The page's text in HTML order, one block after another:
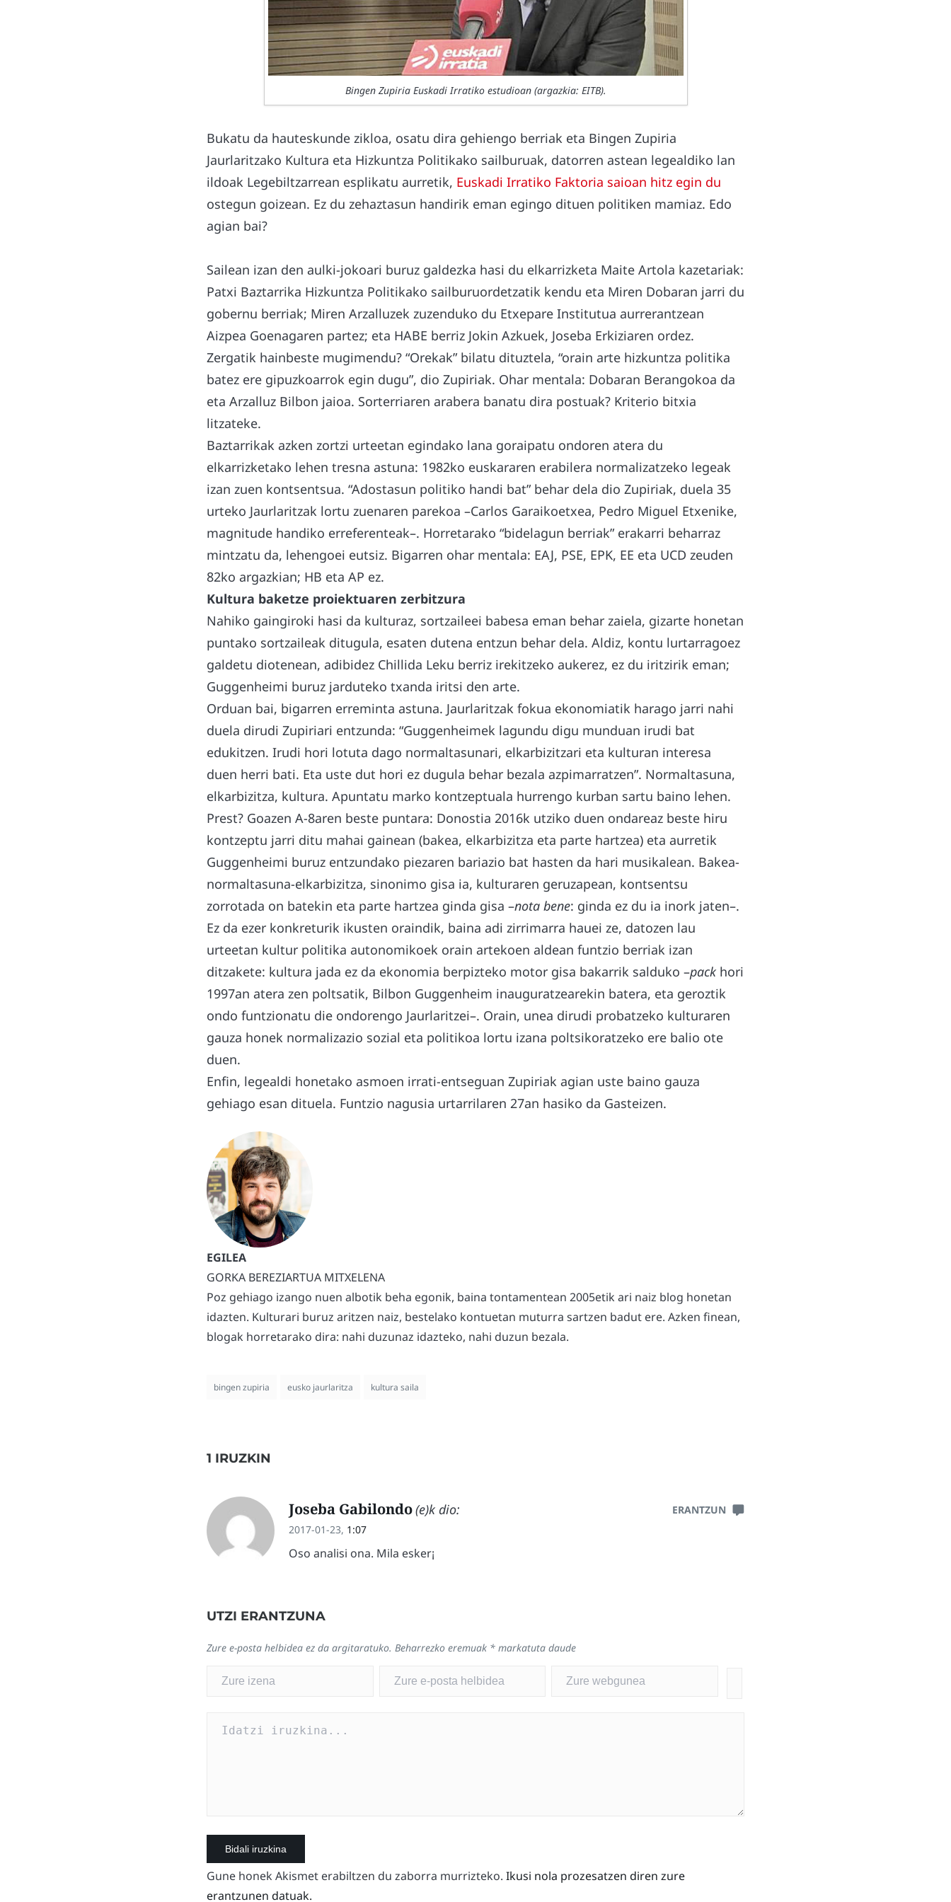
Bingen Zupiria Euskadi Irratiko estudioan (argazkia: EITB).
Bukatu da hauteskunde zikloa, osatu dira gehiengo berriak eta Bingen Zupiria
Jaurlaritzako Kultura eta Hizkuntza Politikako sailburuak, datorren astean legealdiko lan
ildoak Legebiltzarrean esplikatu aurretik, Euskadi Irratiko Faktoria saioan hitz egin du
ostegun goizean. Ez du zehaztasun handirik eman egingo dituen politiken mamiaz. Edo
agian bai?
Sailean izan den aulki-jokoari buruz galdezka hasi du elkarrizketa Maite Artola kazetariak:
Patxi Baztarrika Hizkuntza Politikako sailburuordetzatik kendu eta Miren Dobaran jarri du
gobernu berriak; Miren Arzalluzek zuzenduko du Etxepare Institutua aurrerantzean
Aizpea Goenagaren partez; eta HABE berriz Jokin Azkuek, Joseba Erkiziaren ordez.
Zergatik hainbeste mugimendu? “Orekak” bilatu dituztela, “orain arte hizkuntza politika
batez ere gipuzkoarrok egin dugu”, dio Zupiriak. Ohar mentala: Dobaran Berangokoa da
eta Arzalluz Bilbon jaioa. Sorterriaren arabera banatu dira postuak? Kriterio bitxia
litzateke.
Baztarrikak azken zortzi urteetan egindako lana goraipatu ondoren atera du
elkarrizketako lehen tresna astuna: 1982ko euskararen erabilera normalizatzeko legeak
izan zuen kontsentsua. “Adostasun politiko handi bat” behar dela dio Zupiriak, duela 35
urteko Jaurlaritzak lortu zuenaren parekoa –Carlos Garaikoetxea, Pedro Miguel Etxenike,
magnitude handiko erreferenteak–. Horretarako “bidelagun berriak” erakarri beharraz
mintzatu da, lehengoei eutsiz. Bigarren ohar mentala: EAJ, PSE, EPK, EE eta UCD zeuden
82ko argazkian; HB eta AP ez.
Kultura baketze proiektuaren zerbitzura
Nahiko gaingiroki hasi da kulturaz, sortzaileei babesa eman behar zaiela, gizarte honetan
puntako sortzaileak ditugula, esaten dutena entzun behar dela. Aldiz, kontu lurtarragoez
galdetu diotenean, adibidez Chillida Leku berriz irekitzeko aukerez, ez du iritzirik eman;
Guggenheimi buruz jarduteko txanda iritsi den arte.
Orduan bai, bigarren erreminta astuna. Jaurlaritzak fokua ekonomiatik harago jarri nahi
duela dirudi Zupiriari entzunda: “Guggenheimek lagundu digu munduan irudi bat
edukitzen. Irudi hori lotuta dago normaltasunari, elkarbizitzari eta kulturan interesa
duen herri bati. Eta uste dut hori ez dugula behar bezala azpimarratzen”. Normaltasuna,
elkarbizitza, kultura. Apuntatu marko kontzeptuala hurrengo kurban sartu baino lehen.
Prest? Goazen A-8aren beste puntara: Donostia 2016k utziko duen ondareaz beste hiru
kontzeptu jarri ditu mahai gainean (bakea, elkarbizitza eta parte hartzea) eta aurretik
Guggenheimi buruz entzundako piezaren bariazio bat hasten da hari musikalean. Bakea-
normaltasuna-elkarbizitza, sinonimo gisa ia, kulturaren geruzapean, kontsentsu
zorrotada on batekin eta parte hartzea ginda gisa –nota bene: ginda ez du ia inork jaten–.
Ez da ezer konkreturik ikusten oraindik, baina adi zirrimarra hauei ze, datozen lau
urteetan kultur politika autonomikoek orain artekoen aldean funtzio berriak izan
ditzakete: kultura jada ez da ekonomia berpizteko motor gisa bakarrik salduko –pack hori
1997an atera zen poltsatik, Bilbon Guggenheim inauguratzearekin batera, eta geroztik
ondo funtzionatu die ondorengo Jaurlaritzei–. Orain, unea dirudi probatzeko kulturaren
gauza honek normalizazio sozial eta politikoa lortu izana poltsikoratzeko ere balio ote
duen.
Enfin, legealdi honetako asmoen irrati-entseguan Zupiriak agian uste baino gauza
gehiago esan dituela. Funtzio nagusia urtarrilaren 27an hasiko da Gasteizen.
GORKA BEREZIARTUA MITXELENA
Poz gehiago izango nuen albotik beha egonik, baina tontamentean 2005etik ari naiz blog honetan
idazten. Kulturari buruz aritzen naiz, bestelako kontuetan muturra sartzen badut ere. Azken finean,
blogak horretarako dira: nahi duzunaz idazteko, nahi duzun bezala.
bingen zupiria eusko jaurlaritza kultura saila
1 IRUZKIN
Joseba Gabilondo(e)k dio:
ERANTZUN
2017-01-23, 1:07
Oso analisi ona. Mila esker¡
UTZI ERANTZUNA
Zure e-posta helbidea ez da argitaratuko. Beharrezko eremuak * markatuta daude
Gune honek Akismet erabiltzen du zaborra murrizteko. Ikusi nola prozesatzen diren zure
erantzunen datuak.